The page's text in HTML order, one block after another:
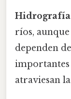
ríos,
dependen
importantes
atraviesan